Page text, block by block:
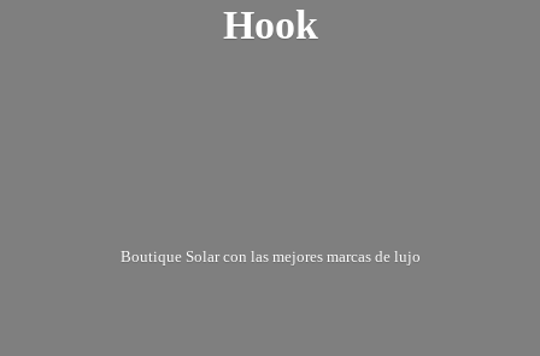
Hook
Boutique Solar con las mejores marcas de lujo